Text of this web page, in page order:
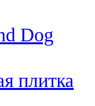
Dog
плитка